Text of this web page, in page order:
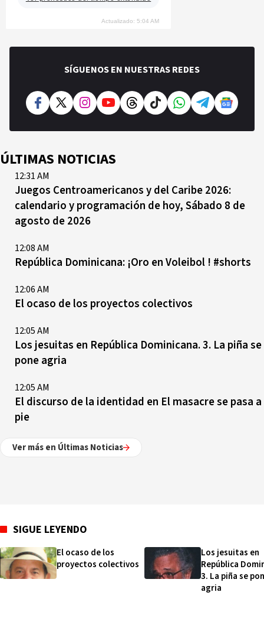
Actualizado: 5:04 AM
SÍGUENOS EN NUESTRAS REDES
ÚLTIMAS NOTICIAS
12:31 AM
Juegos Centroamericanos y del Caribe 2026:
calendario y programación de hoy, Sábado 8 de
agosto de 2026
12:08 AM
República Dominicana: ¡Oro en Voleibol ! #shorts
12:06 AM
El ocaso de los proyectos colectivos
12:05 AM
Los jesuitas en República Dominicana. 3. La piña se
pone agria
12:05 AM
El discurso de la identidad en El masacre se pasa a
pie
Ver más en Últimas Noticias
SIGUE LEYENDO
El ocaso de los
proyectos colectivos
Los jesuitas en
República
3. La piña se
agria